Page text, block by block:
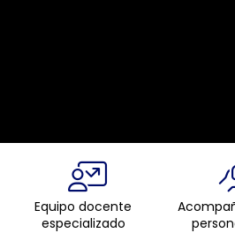
Equipo docente
especializado